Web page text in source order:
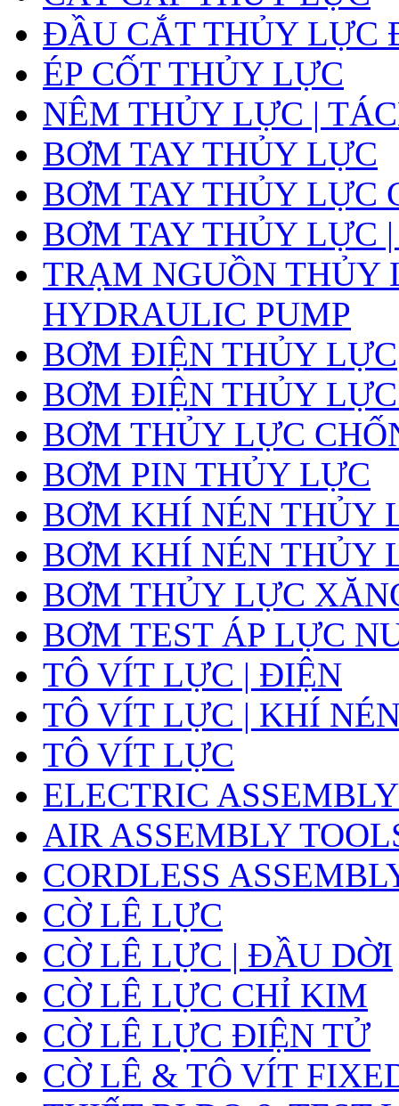
ĐẦU CẮT THỦY LỰC
ÉP CỐT THỦY LỰC
NÊM THỦY LỰC |
BƠM TAY THỦY LỰC
BƠM TAY THỦY LỰC
BƠM TAY THỦY LỰC
TRẠM NGUỒN THỦY
HYDRAULIC PUMP
BƠM ĐIỆN THỦY LỰC
BƠM ĐIỆN THỦY
BƠM THỦY LỰC
BƠM PIN THỦY LỰC
BƠM KHÍ NÉN THỦY
BƠM KHÍ NÉN THỦY
BƠM THỦY LỰC
BƠM TEST ÁP LỰC
TÔ VÍT LỰC | ĐIỆN
TÔ VÍT LỰC | KHÍ
TÔ VÍT LỰC
ELECTRIC
AIR ASSEMBLY
CORDLESS
CỜ LÊ LỰC
CỜ LÊ LỰC | ĐẦU DỜI
CỜ LÊ LỰC CHỈ KIM
CỜ LÊ LỰC ĐIỆN TỬ
CỜ LÊ & TÔ VÍT